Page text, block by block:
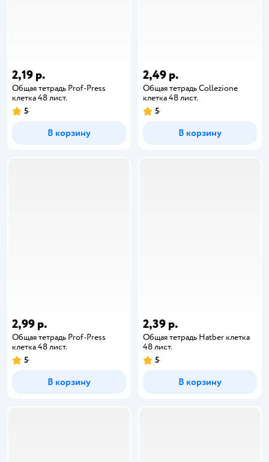
2,19 р.
Общая тетрадь Prof-Press
клетка 48 лист.
5
В корзину
2,49 р.
Общая тетрадь Collezione
клетка 48 лист.
5
В корзину
2,99 р.
Общая тетрадь Prof-Press
клетка 48 лист.
5
В корзину
2,39 р.
Общая тетрадь Hatber клетка
48 лист.
5
В корзину